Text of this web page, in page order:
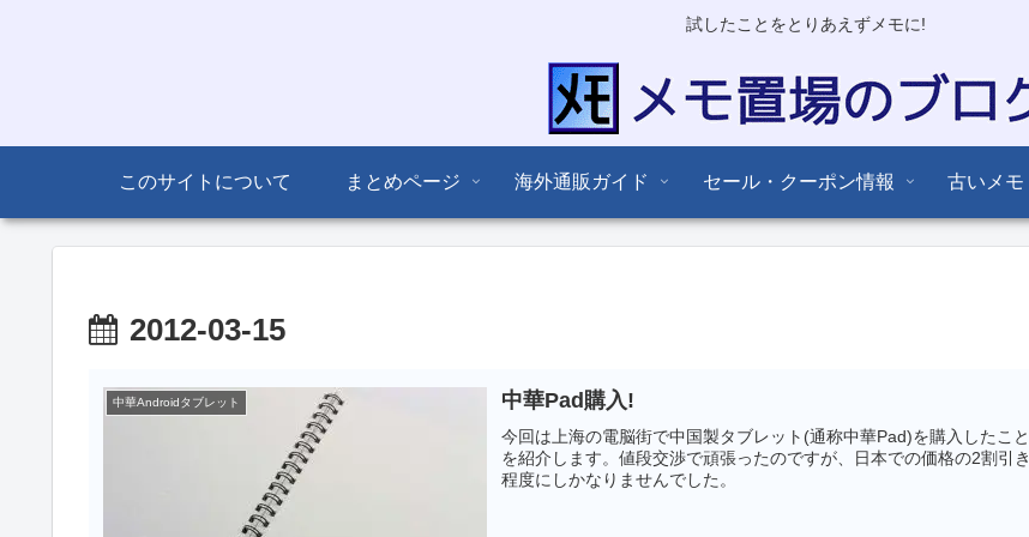
試したことをとりあえずメモに!
このサイトについて まとめページ 海外通販ガイド セール・クーポン情報 古いメモ
2012-03-15
中華Androidタブレット 中華Pad購入!
今回は上海の電脳街で中国製タブレット(通称中華Pad)を購入したこと
を紹介します。値段交渉で頑張ったのですが、日本での価格の2割引き
程度にしかなりませんでした。